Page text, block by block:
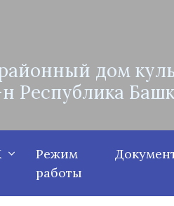
дом
Республика
Режим
работы